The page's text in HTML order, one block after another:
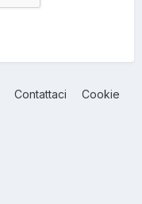
Contattaci Cookie